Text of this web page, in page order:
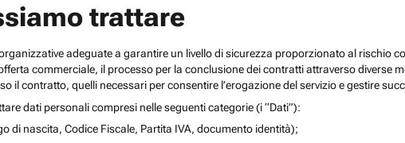
trattare
adeguate a garantire un livello di sicurezza proporzionato al rischio
commerciale, il processo per la conclusione dei contratti attraverso diverse
il contratto, quelli necessari per consentire l’erogazione del servizio e gestire
dati personali compresi nelle seguenti categorie (i “Dati”):
di nascita, Codice Fiscale, Partita IVA, documento identità);